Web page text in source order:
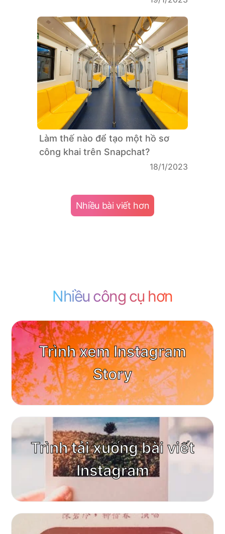
Làm thế nào để tạo một hồ sơ
công khai trên Snapchat?
18/1/2023
Nhiều bài viết hơn
Nhiều công cụ hơn
Trình xem Instagram
Story
Trình tải xuống bài viết
Instagram